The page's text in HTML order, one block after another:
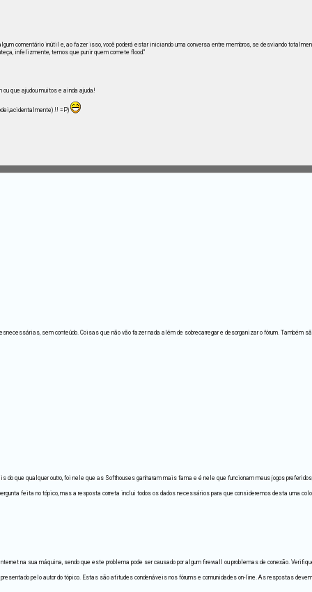
comentário inútil e, ao fazer isso, você poderá estar iniciando uma conversa entre membros, se desviando
infelizmente, temos que punir quem comete flood."
que ajudou muitos e ainda ajuda!
!! =P)
sem conteúdo. Coisas que não vão fazer nada além de sobrecarregar e desorganizar o fórum. Também
do que qualquer outro, foi nele que as Softhouses ganharam mais fama e é nele que funcionam meus jogos preferidos,
feita no tópico, mas a resposta correta inclui todos os dados necessários para que consideremos desta uma
na sua máquina, sendo que este problema pode ser causado por algum firewall ou problemas de conexão.
pelo autor do tópico. Estas são atitudes condenáveis nos fórums e comunidades on-line. As respostas